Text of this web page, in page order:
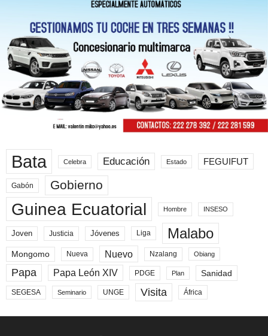
Bata Celebra Educación Estado FEGUIFUT
Gabón Gobierno
Guinea Ecuatorial Hombre INSESO
Joven Justicia Jóvenes Liga Malabo
Mongomo Nueva Nuevo Nzalang Obiang
Papa Papa León XIV PDGE Plan Sanidad
SEGESA Seminario UNGE Visita África